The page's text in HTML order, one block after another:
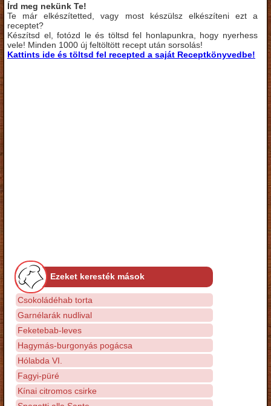
Írd meg nekünk Te!
Te már elkészítetted, vagy most készülsz elkészíteni ezt a
receptet?
Készítsd el, fotózd le és töltsd fel honlapunkra, hogy nyerhess
vele! Minden 1000 új feltöltött recept után sorsolás!
Kattints ide és töltsd fel recepted a saját Receptkönyvedbe!
Ezeket keresték mások
Csokoládéhab torta
Garnélarák nudlival
Feketebab-leves
Hagymás-burgonyás pogácsa
Hólabda VI.
Fagyi-püré
Kínai citromos csirke